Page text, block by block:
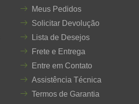
Meus Pedidos
Solicitar Devolução
Lista de Desejos
Frete e Entrega
Entre em Contato
Assistência Técnica
Termos de Garantia